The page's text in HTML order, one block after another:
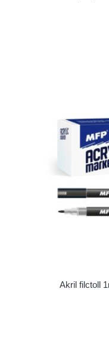
Akril filctoll